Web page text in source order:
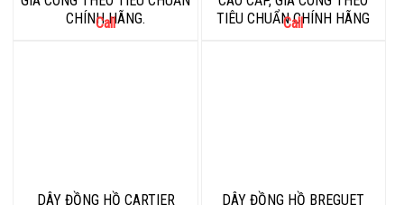
CHÍNH HÃNG.
Call
TIÊU CHUẨN CHÍNH HÃNG
Call
DÂY ĐỒNG HỒ CARTIER
DÂY ĐỒNG HỒ BREGUET